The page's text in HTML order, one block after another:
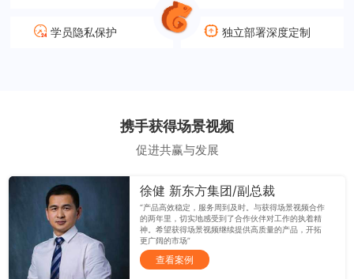
学员隐私保护 独立部署深度定制
携手获得场景视频
促进共赢与发展
徐健 新东方集团/副总裁
“产品高效稳定，服务周到及时。与获得场景视频合作
的两年里，切实地感受到了合作伙伴对工作的执着精
神。希望获得场景视频继续提供高质量的产品，开拓
更广阔的市场”
查看案例